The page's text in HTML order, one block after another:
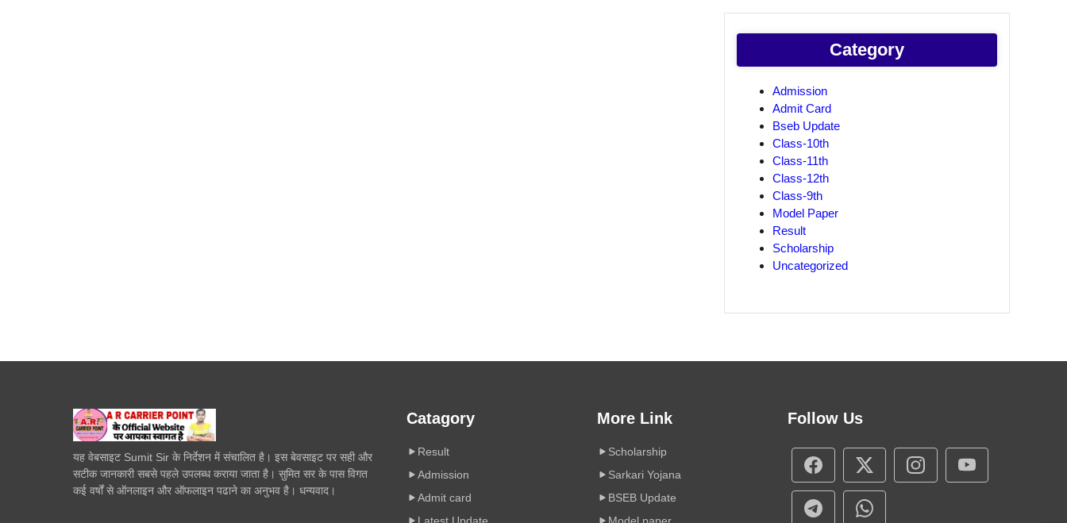
Category
Admission
Admit Card
Bseb Update
Class-10th
Class-11th
Class-12th
Class-9th
Model Paper
Result
Scholarship
Uncategorized
यह वेबसाइट Sumit Sir के निर्देशन में संचालित है। इस बेवसाइट पर सही और
सटीक जानकारी सबसे पहले उपलब्ध कराया जाता है। सुमित सर के पास विगत
कई वर्षों से ऑनलाइन और ऑफलाइन पढाने का अनुभव है। धन्यवाद।
Catagory
Result
Admission
Admit card
Latest Update
More Link
Scholarship
Sarkari Yojana
BSEB Update
Model paper
Follow Us